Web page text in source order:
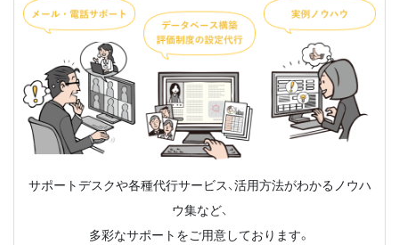
サポートデスクや各種代行サービス、活用方法がわかるノウハ
ウ集など、
多彩なサポートをご用意しております。